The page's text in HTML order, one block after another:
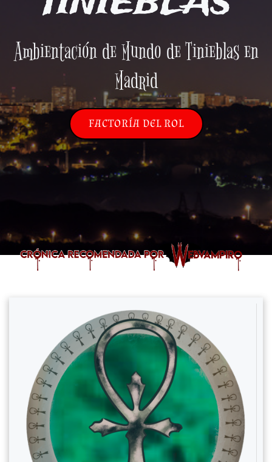
Ambientación de Mundo de Tinieblas en
Madrid
FACTORÍA DEL ROL